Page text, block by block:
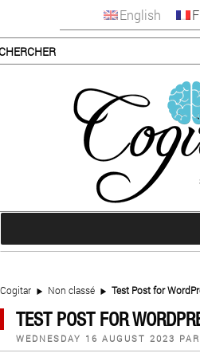
English
Cogitar Non classé Test Post for
TEST POST FOR
PUBLIÉ
LE
WEDNESDAY 16 AUGUST 2023 PAR